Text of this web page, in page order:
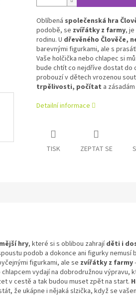
Oblíbená společenská hra
podobě, se zvířátky z farmy, je
rodinu. U dřevěného Člověče,
barevnými figurkami, ale s
Vaše holčička nebo chlapec si
bude chtít co nejdříve dostat do
probouzí v dětech vrozenou
trpělivosti, počítat a
Detailní informace
TISK ZEPTAT SE
hry, které si s oblibou zahrajíděti i
podob a dokonce ani figurky nemusí
figurkami, ale se zvířátky z farmy
vydají na dobrodružnou výpravu,
v cestě a tak budou muset zpět na start.
že ukápne i nějaká slzička, když se